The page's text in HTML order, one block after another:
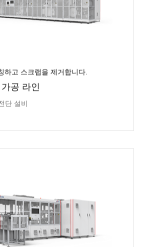
하고 스크랩을 제거합니다.
공 라인
단 설비